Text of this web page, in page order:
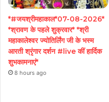
*#जयश्रीमहाकाल*07-08-2026*
*श्रावण के पहले शुक्रवार* *श्री
महाकालेश्वर ज्योतिर्लिंग जी के भस्म
आरती श्रृंगार दर्शन #live कीं हार्दिक
शुभकामनाएं*
8 hours ago